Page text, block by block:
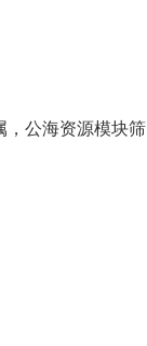
，公海资源模块筛